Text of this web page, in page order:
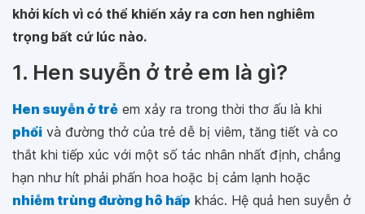
khởi kích vì có thể khiến xảy ra cơn hen nghiêm
trọng bất cứ lúc nào.
1. Hen suyễn ở trẻ em là gì?
Hen suyễn ở trẻ em xảy ra trong thời thơ ấu là khi
phổi và đường thở của trẻ dễ bị viêm, tăng tiết và co
thắt khi tiếp xúc với một số tác nhân nhất định, chẳng
hạn như hít phải phấn hoa hoặc bị cảm lạnh hoặc
nhiễm trùng đường hô hấp khác. Hệ quả hen suyễn ở